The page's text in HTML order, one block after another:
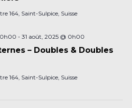
164, Saint-Sulpice, Suisse
– Doubles & Doubles
0h00 - 31 août, 2025 @ 0h00
164, Saint-Sulpice, Suisse